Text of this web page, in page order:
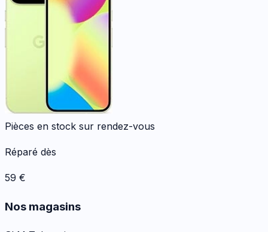
Pièces en stock sur rendez-vous
Réparé dès
59 €
Nos magasins